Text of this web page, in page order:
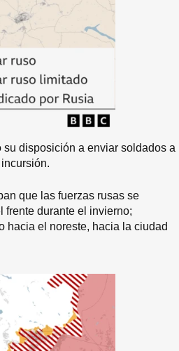
su disposición a enviar soldados a
que las fuerzas rusas se
frente durante el invierno;
hacia el noreste, hacia la ciudad